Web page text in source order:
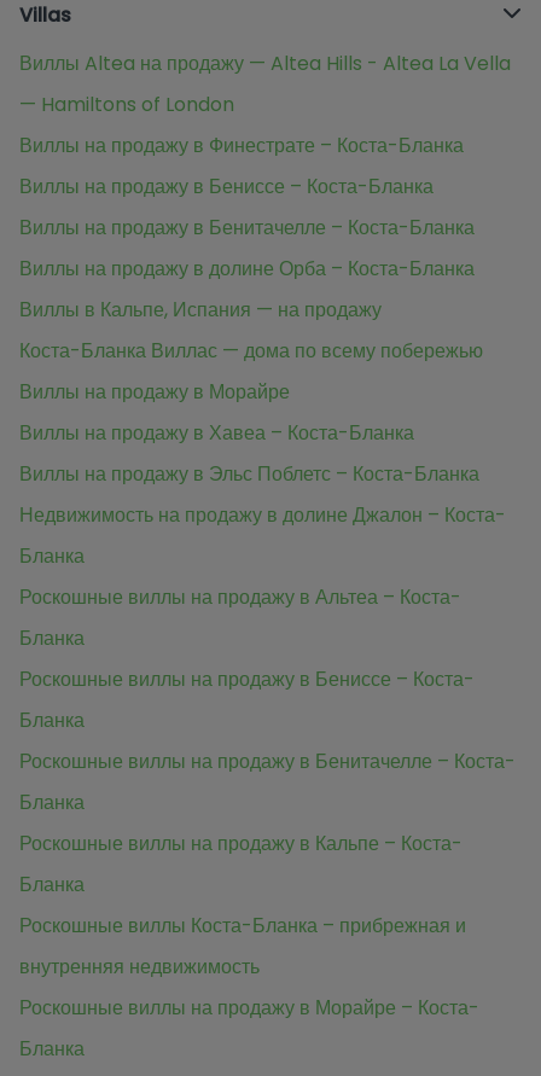
Villas
Виллы Altea на продажу — Altea Hills - Altea La Vella
— Hamiltons of London
Виллы на продажу в Финестрате – Коста-Бланка
Виллы на продажу в Бениссе – Коста-Бланка
Виллы на продажу в Бенитачелле – Коста-Бланка
Виллы на продажу в долине Орба – Коста-Бланка
Виллы в Кальпе, Испания — на продажу
Коста-Бланка Виллас — дома по всему побережью
Виллы на продажу в Морайре
Виллы на продажу в Хавеа – Коста-Бланка
Виллы на продажу в Эльс Поблетс – Коста-Бланка
Недвижимость на продажу в долине Джалон – Коста-
Бланка
Роскошные виллы на продажу в Альтеа – Коста-
Бланка
Роскошные виллы на продажу в Бениссе – Коста-
Бланка
Роскошные виллы на продажу в Бенитачелле – Коста-
Бланка
Роскошные виллы на продажу в Кальпе – Коста-
Бланка
Роскошные виллы Коста-Бланка – прибрежная и
внутренняя недвижимость
Роскошные виллы на продажу в Морайре – Коста-
Бланка